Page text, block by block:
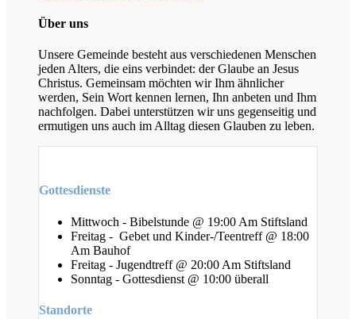
Über uns
Unsere Gemeinde besteht aus verschiedenen Menschen
jeden Alters, die eins verbindet: der Glaube an Jesus
Christus. Gemeinsam möchten wir Ihm ähnlicher
werden, Sein Wort kennen lernen, Ihn anbeten und Ihm
nachfolgen. Dabei unterstützen wir uns gegenseitig und
ermutigen uns auch im Alltag diesen Glauben zu leben.
Gottesdienste
Mittwoch - Bibelstunde @ 19:00 Am Stiftsland
Freitag - Gebet und Kinder-/Teentreff @ 18:00
Am Bauhof
Freitag - Jugendtreff @ 20:00 Am Stiftsland
Sonntag - Gottesdienst @ 10:00 überall
Standorte